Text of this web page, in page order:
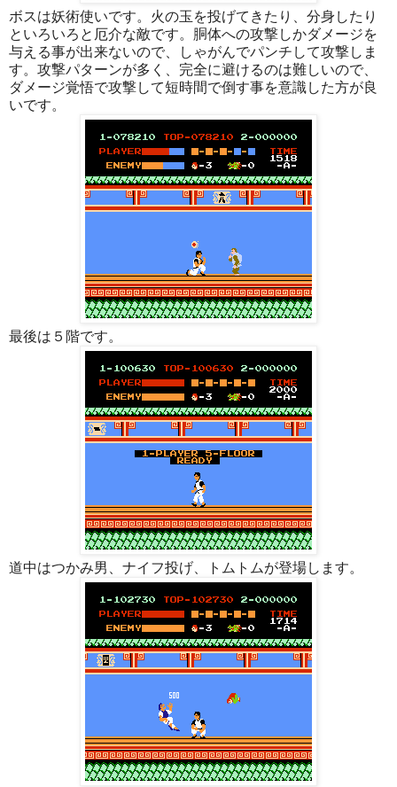
ボスは妖術使いです。火の玉を投げてきたり、分身したり
といろいろと厄介な敵です。胴体への攻撃しかダメージを
与える事が出来ないので、しゃがんでパンチして攻撃しま
す。攻撃パターンが多く、完全に避けるのは難しいので、
ダメージ覚悟で攻撃して短時間で倒す事を意識した方が良
いです。
最後は５階です。
道中はつかみ男、ナイフ投げ、トムトムが登場します。